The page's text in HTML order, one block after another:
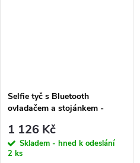
Selfie tyč s Bluetooth
ovladačem a stojánkem -
Black
1 126 Kč
Skladem - hned k odeslání
2 ks